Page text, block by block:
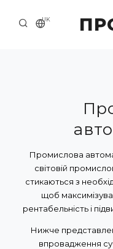
UK
ПРИКЛАДИ ТА
КАТАЛОГ
НОВИНИ
Промислова
світовій
стикаються з
щоб
рентабельність і
Нижче
впровадження